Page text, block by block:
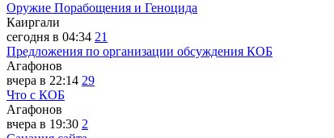
Оружие Порабощения и Геноцида
Каиргали
сегодня в 04:34 21
Предложения по организации обсуждения КОБ
Агафонов
вчера в 22:14 29
Что с КОБ
Агафонов
вчера в 19:30 2